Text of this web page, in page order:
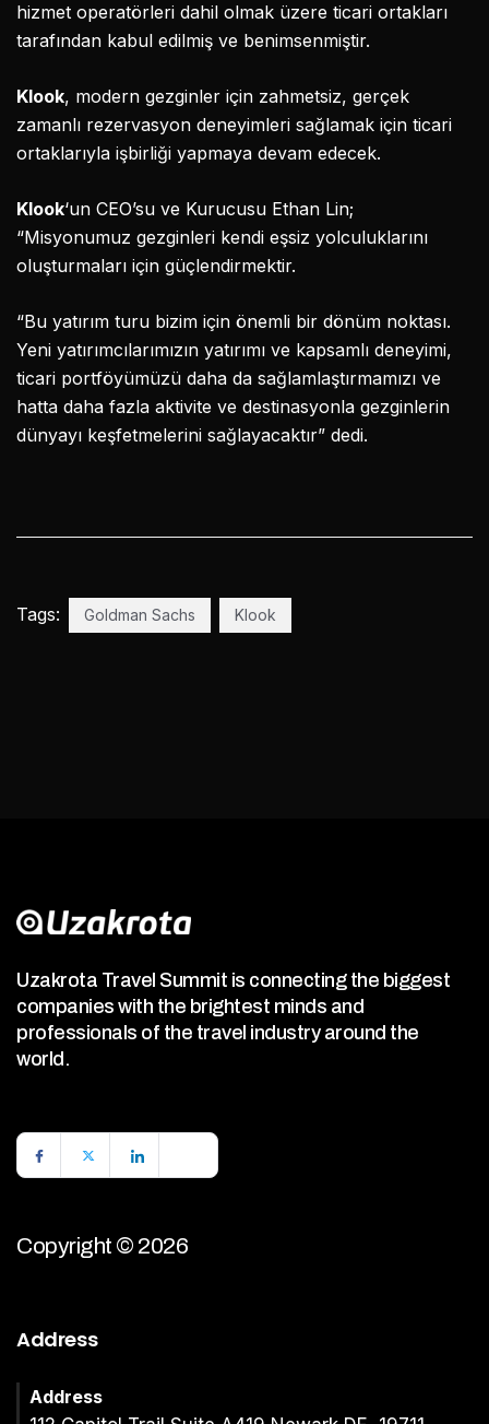
hizmet operatörleri dahil olmak üzere ticari ortakları
tarafından kabul edilmiş ve benimsenmiştir.
Klook, modern gezginler için zahmetsiz, gerçek
zamanlı rezervasyon deneyimleri sağlamak için ticari
ortaklarıyla işbirliği yapmaya devam edecek.
Klook‘un CEO’su ve Kurucusu Ethan Lin;
“Misyonumuz gezginleri kendi eşsiz yolculuklarını
oluşturmaları için güçlendirmektir.
“Bu yatırım turu bizim için önemli bir dönüm noktası.
Yeni yatırımcılarımızın yatırımı ve kapsamlı deneyimi,
ticari portföyümüzü daha da sağlamlaştırmamızı ve
hatta daha fazla aktivite ve destinasyonla gezginlerin
dünyayı keşfetmelerini sağlayacaktır” dedi.
Tags: Goldman Sachs Klook
Uzakrota Travel Summit is connecting the biggest
companies with the brightest minds and
professionals of the travel industry around the
world.
Copyright © 2026
Address
Address